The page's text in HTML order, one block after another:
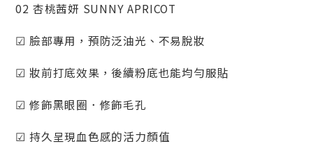
02 杏桃茜妍 SUNNY APRICOT
☑ 臉部專用，預防泛油光、不易脫妝
☑ 妝前打底效果，後續粉底也能均勻服貼
☑ 修飾黑眼圈．修飾毛孔
☑ 持久呈現血色感的活力顏值